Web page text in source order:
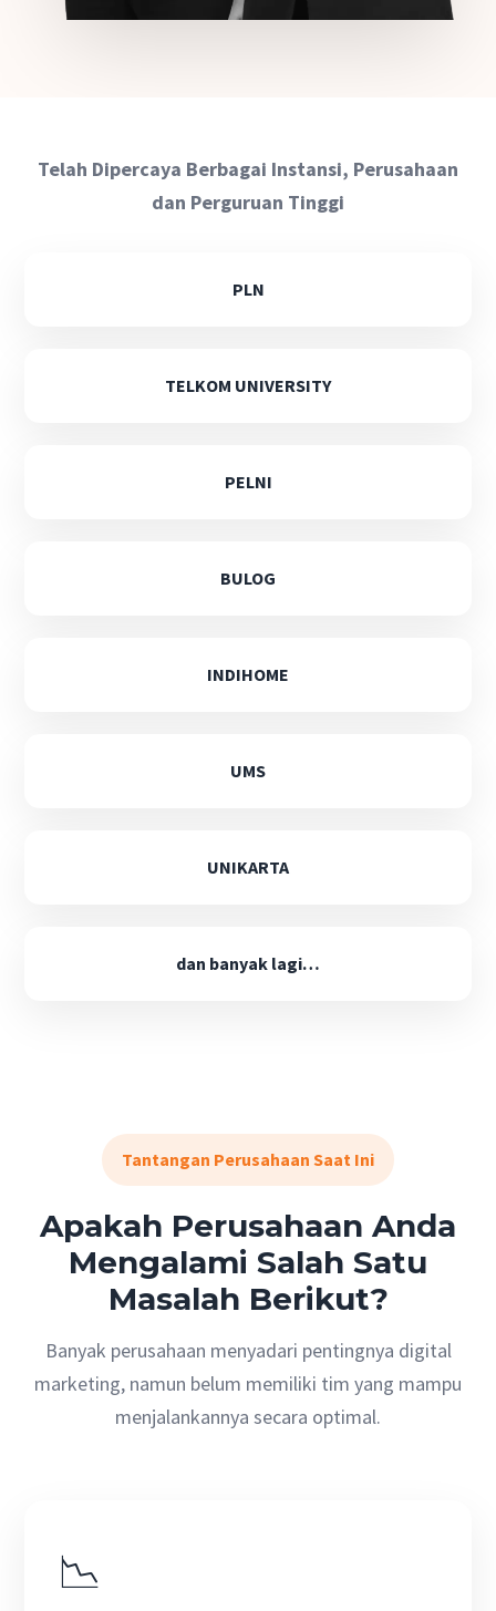
Telah Dipercaya Berbagai Instansi, Perusahaan
dan Perguruan Tinggi
PLN
TELKOM UNIVERSITY
PELNI
BULOG
INDIHOME
UMS
UNIKARTA
dan banyak lagi…
Tantangan Perusahaan Saat Ini
Apakah Perusahaan Anda
Mengalami Salah Satu
Masalah Berikut?
Banyak perusahaan menyadari pentingnya digital
marketing, namun belum memiliki tim yang mampu
menjalankannya secara optimal.
📉